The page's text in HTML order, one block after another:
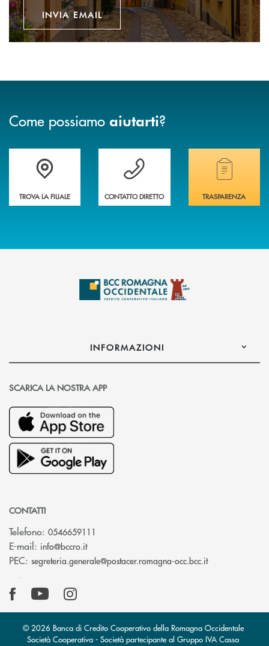
INVIA EMAIL
Come possiamo aiutarti?
Accedi all' elenco completo delle filiali della banca.
TROVA LA FILIALE
Hai bisogno di assistenza immediata?
CONTATTO DIRETTO
Hai bisogno di
TRASPARENZA
INFORMAZIONI
SCARICA LA NOSTRA APP
CONTATTI
Telefono: 0546659111
E-mail: info@bccro.it(si apre l’app di posta elettronica)
PEC: segreteria.generale@postacer.romagna-occ.bcc.it(si apre l’app
© 2026 Banca di Credito Cooperativo della Romagna Occidentale
Società Cooperativa - Società partecipante al Gruppo IVA Cassa